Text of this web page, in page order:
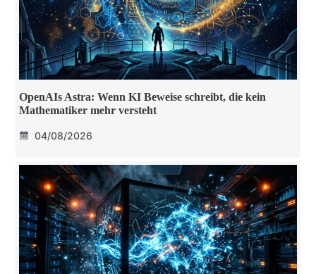
OpenAIs Astra: Wenn KI Beweise schreibt, die kein
Mathematiker mehr versteht
04/08/2026